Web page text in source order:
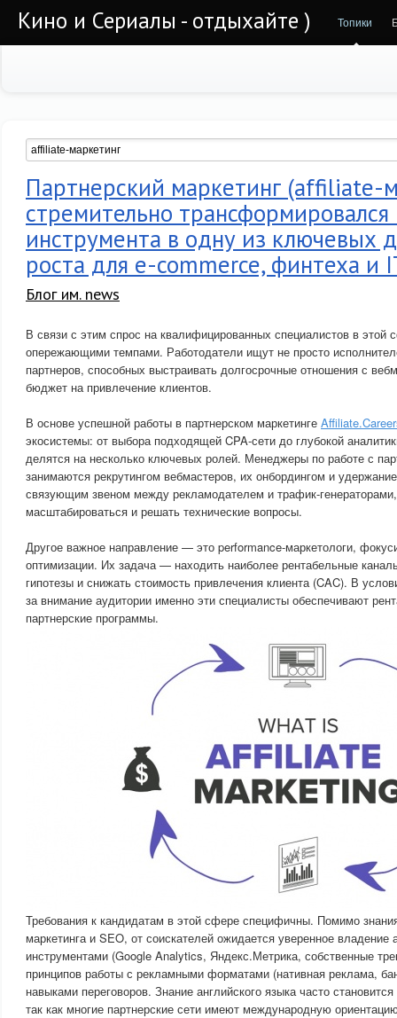
Кино и Сериалы - отдыхайте ) Топики
Партнерский маркетинг (affiliate-
стремительно
инструмента в одну из ключевых
роста для e-commerce, финтеха и
Блог им. news
В связи с этим спрос на квалифицированных специалистов в этой
опережающими темпами. Работодатели ищут не просто
партнеров, способных выстраивать долгосрочные отношения с
бюджет на привлечение клиентов.
В основе успешной работы в партнерском маркетинге
экосистемы: от выбора подходящей CPA-сети до глубокой
делятся на несколько ключевых ролей. Менеджеры по работе с
занимаются рекрутингом вебмастеров, их онбордингом и
связующим звеном между рекламодателем и трафик-
масштабироваться и решать технические вопросы.
Другое важное направление — это performance-маркетологи,
оптимизации. Их задача — находить наиболее рентабельные
гипотезы и снижать стоимость привлечения клиента (CAC). В
за внимание аудитории именно эти специалисты обеспечивают
партнерские программы.
Требования к кандидатам в этой сфере специфичны. Помимо
маркетинга и SEO, от соискателей ожидается уверенное владение
инструментами (Google Analytics, Яндекс.Метрика, собственные
принципов работы с рекламными форматами (нативная реклама,
навыками переговоров. Знание английского языка часто
так как многие партнерские сети имеют международную